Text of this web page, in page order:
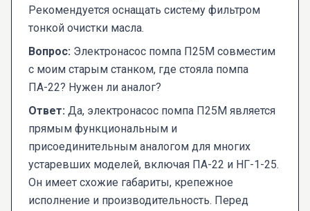
Рекомендуется оснащать систему фильтром
тонкой очистки масла.
Вопрос: Электронасос помпа П25М совместим
с моим старым станком, где стояла помпа
ПА-22? Нужен ли аналог?
Ответ: Да, электронасос помпа П25М является
прямым функциональным и
присоединительным аналогом для многих
устаревших моделей, включая ПА-22 и НГ-1-25.
Он имеет схожие габариты, крепежное
исполнение и производительность. Перед